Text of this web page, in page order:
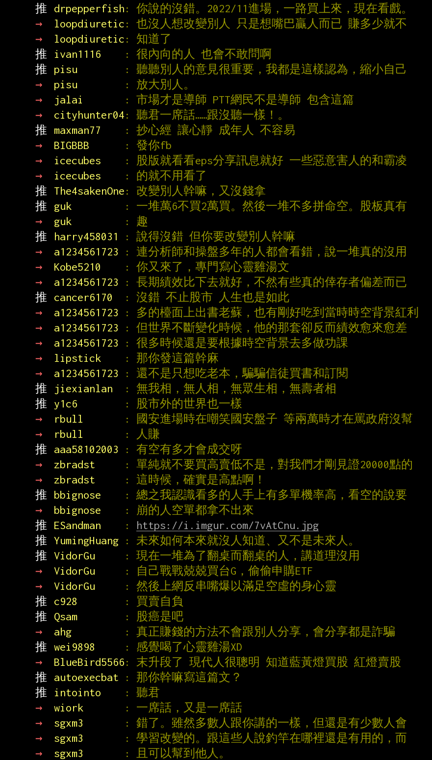
推
drpepperfish: 你說的沒錯。2022/11進場，一路買上來，現在看戲。
→
loopdiuretic: 也沒人想改變別人 只是想嘴巴贏人而已 賺多少就不
→
loopdiuretic: 知道了
推
ivan1116 : 很內向的人 也會不敢問啊
推
pisu : 聽聽別人的意見很重要，我都是這樣認為，縮小自己
→
pisu : 放大別人。
→
jalai : 市場才是導師 PTT網民不是導師 包含這篇
→
cityhunter04: 聽君一席話……跟沒聽一樣！。
推
maxman77 : 抄心經 讓心靜 成年人 不容易
→
BIGBBB : 發你fb
→
icecubes : 股版就看看eps分享訊息就好 一些惡意害人的和霸凌
→
icecubes : 的就不用看了
推
The4sakenOne: 改變別人幹嘛，又沒錢拿
推
guk : 一堆萬6不買2萬買。然後一堆不多拼命空。股板真有
→
guk : 趣
推
harry458031 : 說得沒錯 但你要改變別人幹嘛
→
a1234561723 : 連分析師和操盤多年的人都會看錯，說一堆真的沒用
→
Kobe5210 : 你又來了，專門寫心靈雞湯文
→
a1234561723 : 長期績效比下去就好，不然有些真的倖存者偏差而已
推
cancer6170 : 沒錯 不止股市 人生也是如此
→
a1234561723 : 多的檯面上出書老蘇，也有剛好吃到當時時空背景紅利
→
a1234561723 : 但世界不斷變化時候，他的那套卻反而績效愈來愈差
→
a1234561723 : 很多時候還是要根據時空背景去多做功課
→
lipstick : 那你發這篇幹麻
→
a1234561723 : 還不是只想吃老本，騙騙信徒買書和訂閱
推
jiexianlan : 無我相，無人相，無眾生相，無壽者相
推
y1c6 : 股市外的世界也一樣
→
rbull : 國安進場時在嘲笑國安盤子 等兩萬時才在罵政府沒幫
→
rbull : 人賺
推
aaa58102003 : 有空有多才會成交呀
→
zbradst : 單純就不要買高賣低不是，對我們才剛見證20000點的
→
zbradst : 這時候，確實是高點啊！
推
bbignose : 總之我認識看多的人手上有多單機率高，看空的說要
→
bbignose : 崩的人空單都拿不出來
推
ESandman : https://i.imgur.com/7vAtCnu.jpg
推 YumingHuang : 未來如何本來就沒人知道、又不是未來人。
推 VidorGu : 現在一堆為了翻桌而翻桌的人，講道理沒用
→
VidorGu : 自己戰戰兢兢買台G，偷偷申購ETF
→
VidorGu : 然後上網反串嘴爆以滿足空虛的身心靈
推
c928 : 買賣自負
推
Qsam : 股癌是吧
→
ahg : 真正賺錢的方法不會跟別人分享，會分享都是詐騙
推 wei9898 : 感覺喝了心靈雞湯XD
→
BlueBird5566: 末升段了 現代人很聰明 知道藍黃燈買股 紅燈賣股
推
autoexecbat : 那你幹嘛寫這篇文？
推
intointo : 聽君
→
wiork : 一席話，又是一席話
→
sgxm3 : 錯了。雖然多數人跟你講的一樣，但還是有少數人會
→
sgxm3 : 學習改變的。跟這些人說釣竿在哪裡還是有用的，而
→
sgxm3 : 且可以幫到他人。